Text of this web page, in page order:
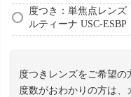
度つき：単焦点レン
ルティーナ USC-ESBP
度つきレンズをご希望の
度数がおわかりの方は、